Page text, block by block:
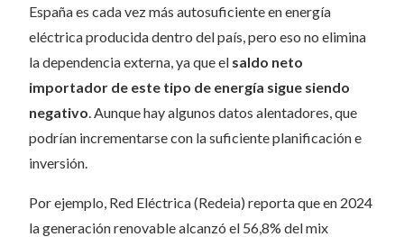
España es cada vez más autosuficiente en energía
eléctrica producida dentro del país, pero eso no elimina
la dependencia externa, ya que el saldo neto
importador de este tipo de energía sigue siendo
negativo. Aunque hay algunos datos alentadores, que
podrían incrementarse con la suficiente planificación e
inversión.
Por ejemplo, Red Eléctrica (Redeia) reporta que en 2024
la generación renovable alcanzó el 56,8% del mix